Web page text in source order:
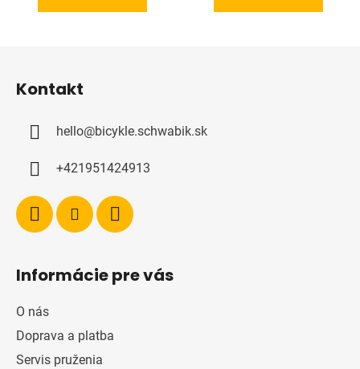
Kontakt
hello@bicykle.schwabik.sk
+421951424913
Informácie pre vás
O nás
Doprava a platba
Servis pruženia